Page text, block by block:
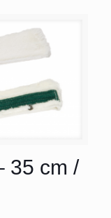
35 cm /